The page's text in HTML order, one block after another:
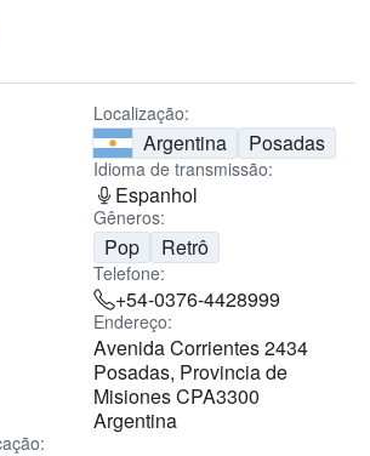
Localização:
Argentina Posadas
Idioma de transmissão:
Espanhol
Gêneros:
Pop Retrô
Telefone:
+54-0376-4428999
Endereço:
Avenida Corrientes 2434
Posadas, Provincia de
Misiones CPA3300
Argentina